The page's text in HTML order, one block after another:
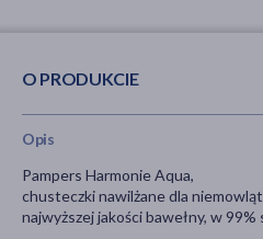
O PRODUKCIE
Opis
Pampers Harmonie Aqua,
chusteczki nawilżane dla
najwyższej jakości bawełny, w 99%